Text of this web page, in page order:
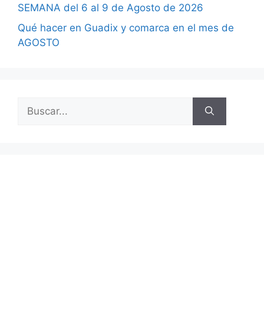
SEMANA del 6 al 9 de Agosto de 2026
Qué hacer en Guadix y comarca en el mes de
AGOSTO